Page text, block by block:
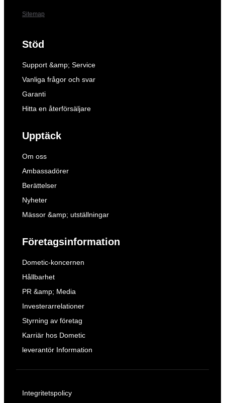
Sitemap
Stöd
Support &amp; Service
Vanliga frågor och svar
Garanti
Hitta en återförsäljare
Upptäck
Om oss
Ambassadörer
Berättelser
Nyheter
Mässor &amp; utställningar
Företagsinformation
Dometic-koncernen
Hållbarhet
PR &amp; Media
Investerarrelationer
Styrning av företag
Karriär hos Dometic
leverantör Information
Integritetspolicy